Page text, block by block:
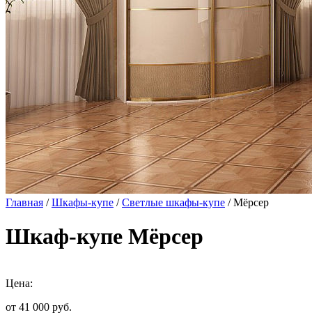
Главная /Шкафы-купе /Светлые шкафы-купе / Мёрсер
Шкаф-купе Мёрсер
Цена:
от 41 000 руб.